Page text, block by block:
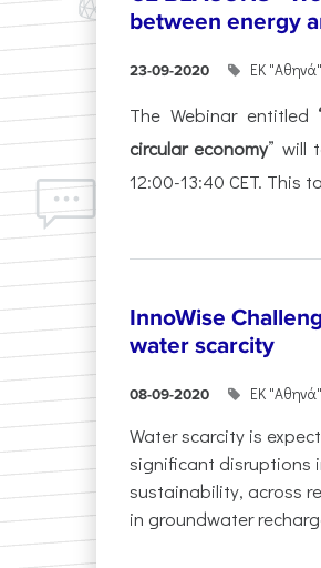
between energy
23-09-2020 ΕΚ "Αθηνά"
The Webinar entitled
circular economy” will
12:00-13:40 CET. This
InnoWise
water scarcity
08-09-2020 ΕΚ "Αθηνά"
Water scarcity is
significant disruptions
sustainability, across
in groundwater